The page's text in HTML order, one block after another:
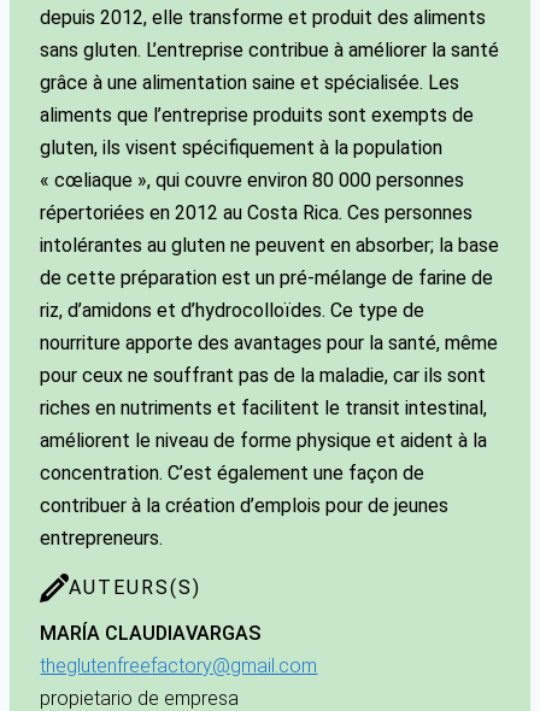
depuis 2012, elle transforme et produit des aliments
sans gluten. L’entreprise contribue à améliorer la santé
grâce à une alimentation saine et spécialisée. Les
aliments que l’entreprise produits sont exempts de
gluten, ils visent spécifiquement à la population
« cœliaque », qui couvre environ 80 000 personnes
répertoriées en 2012 au Costa Rica. Ces personnes
intolérantes au gluten ne peuvent en absorber; la base
de cette préparation est un pré-mélange de farine de
riz, d’amidons et d’hydrocolloïdes. Ce type de
nourriture apporte des avantages pour la santé, même
pour ceux ne souffrant pas de la maladie, car ils sont
riches en nutriments et facilitent le transit intestinal,
améliorent le niveau de forme physique et aident à la
concentration. C’est également une façon de
contribuer à la création d’emplois pour de jeunes
entrepreneurs.
AUTEURS(S)
MARÍA CLAUDIAVARGAS
theglutenfreefactory@gmail.com
propietario de empresa